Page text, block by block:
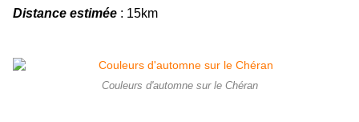
Distance estimée : 15km
Couleurs d'automne sur le Chéran